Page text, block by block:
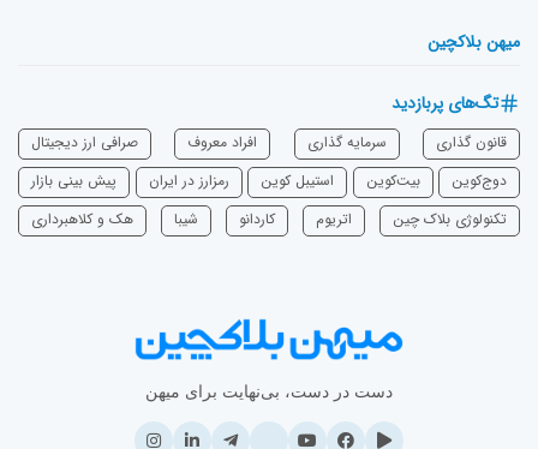
میهن بلاکچین
تگ‌های پربازدید
قانون گذاری سرمایه‌ گذاری افراد معروف
صرافی ارز دیجیتال
دوج‌کوین
بیت‌کوین استیبل کوین رمزارز در ایران
پیش بینی بازار
تکنولوژی بلاک چین
اتریوم ‌کاردانو شیبا هک و کلاهبرداری
دست در دست، بی‌نهایت برای میهن